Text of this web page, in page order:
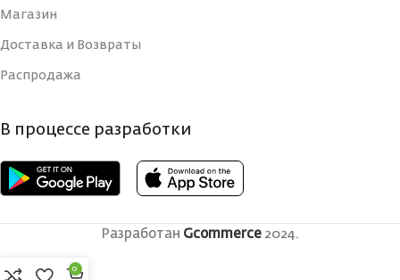
Магазин
Доставка и Возвраты
Распродажа
В процессе разработки
Разработан Gcommerce 2024.
0